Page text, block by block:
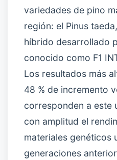
variedades de pino
región: el Pinus
híbrido desarrollado
conocido como F1
Los resultados más
48 % de incremento
corresponden a este
con amplitud el
materiales genéticos
generaciones